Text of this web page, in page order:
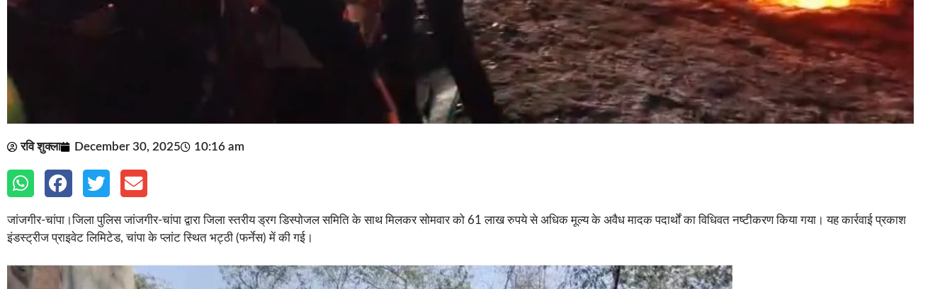
रवि शुक्ला December 30, 2025 10:16 am
जांजगीर-चांपा।जिला पुलिस जांजगीर-चांपा द्वारा जिला स्तरीय ड्रग डिस्पोजल समिति के साथ मिलकर सोमवार को 61 लाख रुपये से अधिक मूल्य के अवैध मादक पदार्थों का विधिवत नष्टीकरण किया गया। यह कार्रवाई प्रकाश
इंडस्ट्रीज प्राइवेट लिमिटेड, चांपा के प्लांट स्थित भट्ठी (फर्नेस) में की गई।